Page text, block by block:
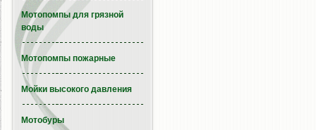
Мотопомпы для грязной
воды
Мотопомпы пожарные
Мойки высокого давления
Мотобуры